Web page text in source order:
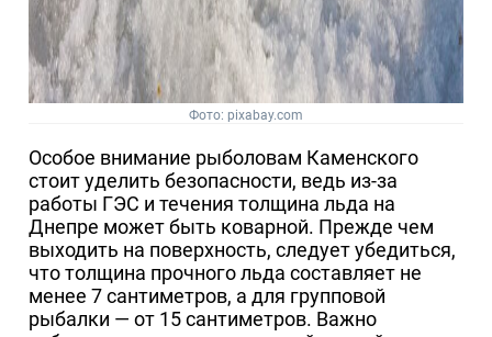
Фото: pixabay.com
Особое внимание рыболовам Каменского
стоит уделить безопасности, ведь из-за
работы ГЭС и течения толщина льда на
Днепре может быть коварной. Прежде чем
выходить на поверхность, следует убедиться,
что толщина прочного льда составляет не
менее 7 сантиметров, а для групповой
рыбалки — от 15 сантиметров. Важно